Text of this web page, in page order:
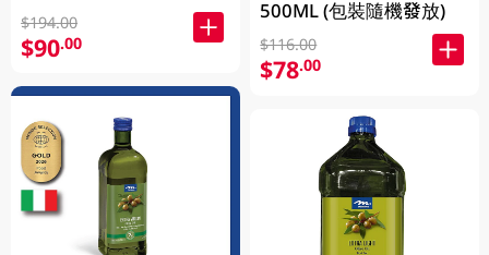
$194.00
$90.00
500ML (包裝隨機發放)
$116.00
$78.00